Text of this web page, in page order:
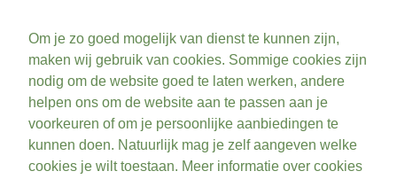
Om je zo goed mogelijk van dienst te kunnen zijn,
maken wij gebruik van cookies. Sommige cookies zijn
nodig om de website goed te laten werken, andere
helpen ons om de website aan te passen aan je
voorkeuren of om je persoonlijke aanbiedingen te
kunnen doen. Natuurlijk mag je zelf aangeven welke
cookies je wilt toestaan. Meer informatie over cookies